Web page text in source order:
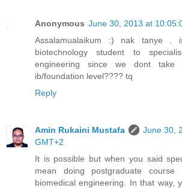
Anonymous June 30, 2013 at
Assalamualaikum :) nak tanye
biotechnology student to
engineering since we dont take
ib/foundation level???? tq
Reply
Amin Rukaini Mustafa
June 30,
GMT+2
It is possible but when you said
mean doing postgraduate
biomedical engineering. In that way,